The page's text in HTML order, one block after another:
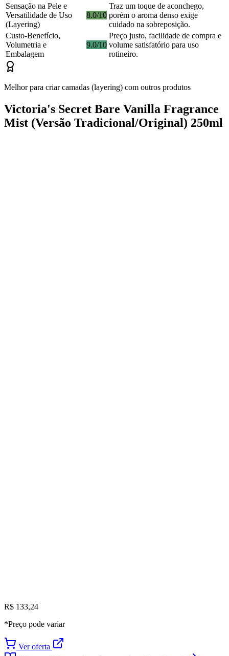
Sensação na Pele e
Versatilidade de Uso
(Layering)
8.0/10
Traz um toque de aconchego,
porém o aroma denso exige
cuidado na sobreposição.
Custo-Benefício,
Volumetria e
Embalagem
9.0/10
Preço justo, facilidade de compra e
volume satisfatório para uso
rotineiro.
Melhor para criar camadas (layering) com outros produtos
Victoria's Secret Bare Vanilla Fragrance
Mist (Versão Tradicional/Original) 250ml
R$ 133,24
*Preço pode variar
Ver oferta